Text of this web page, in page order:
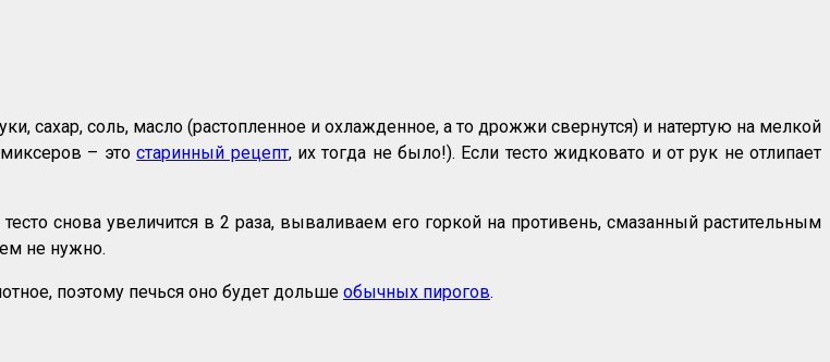
сахар, соль, масло (растопленное и охлажденное, а то дрожжи свернутся) и натертую на мелкой
миксеров – этостаринный рецепт, их тогда не было!). Если тесто жидковато и от рук не отлипает
снова увеличится в 2 раза, вываливаем его горкой на противень, смазанный растительным
не нужно.
поэтому печься оно будет дольше обычных пирогов.